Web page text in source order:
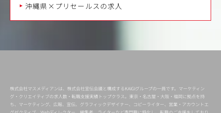
沖縄県×プリセールスの求人
株式会社マスメディアンは、株式会社宣伝会議と構成するKAIGIグループの一員です。マーケティン
グ・クリエイティブの求人数・転職支援実績トップクラス。東京・名古屋・大阪・福岡に拠点を持
ち、マーケティング、広報、宣伝、グラフィックデザイナー、コピーライター、営業・アカウントエ